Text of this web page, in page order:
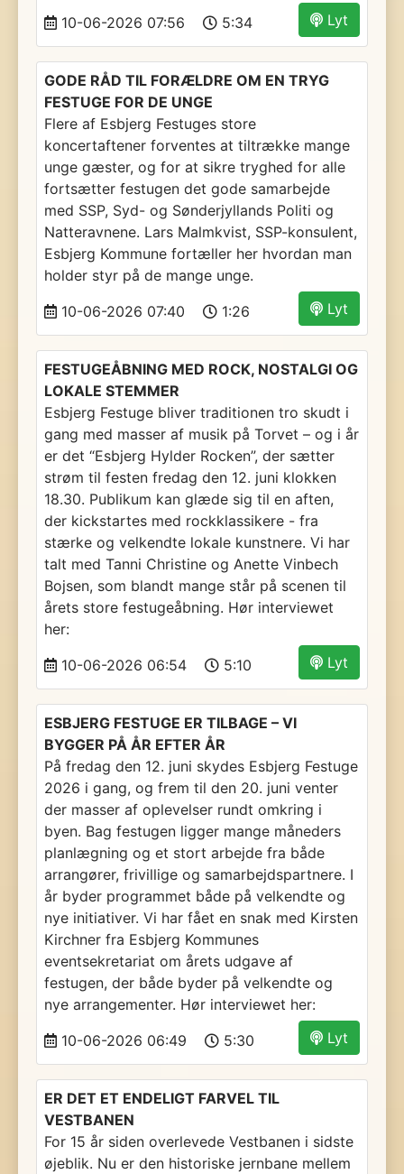
Lyt
10-06-2026 07:56 5:34
GODE RÅD TIL FORÆLDRE OM EN TRYG
FESTUGE FOR DE UNGE
Flere af Esbjerg Festuges store
koncertaftener forventes at tiltrække mange
unge gæster, og for at sikre tryghed for alle
fortsætter festugen det gode samarbejde
med SSP, Syd- og Sønderjyllands Politi og
Natteravnene. Lars Malmkvist, SSP-konsulent,
Esbjerg Kommune fortæller her hvordan man
holder styr på de mange unge.
Lyt
10-06-2026 07:40 1:26
FESTUGEÅBNING MED ROCK, NOSTALGI OG
LOKALE STEMMER
Esbjerg Festuge bliver traditionen tro skudt i
gang med masser af musik på Torvet – og i år
er det “Esbjerg Hylder Rocken”, der sætter
strøm til festen fredag den 12. juni klokken
18.30. Publikum kan glæde sig til en aften,
der kickstartes med rockklassikere - fra
stærke og velkendte lokale kunstnere. Vi har
talt med Tanni Christine og Anette Vinbech
Bojsen, som blandt mange står på scenen til
årets store festugeåbning. Hør interviewet
her:
Lyt
10-06-2026 06:54 5:10
ESBJERG FESTUGE ER TILBAGE – VI
BYGGER PÅ ÅR EFTER ÅR
På fredag den 12. juni skydes Esbjerg Festuge
2026 i gang, og frem til den 20. juni venter
der masser af oplevelser rundt omkring i
byen. Bag festugen ligger mange måneders
planlægning og et stort arbejde fra både
arrangører, frivillige og samarbejdspartnere. I
år byder programmet både på velkendte og
nye initiativer. Vi har fået en snak med Kirsten
Kirchner fra Esbjerg Kommunes
eventsekretariat om årets udgave af
festugen, der både byder på velkendte og
nye arrangementer. Hør interviewet her:
Lyt
10-06-2026 06:49 5:30
ER DET ET ENDELIGT FARVEL TIL
VESTBANEN
For 15 år siden overlevede Vestbanen i sidste
øjeblik. Nu er den historiske jernbane mellem